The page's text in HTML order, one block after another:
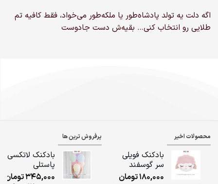
اگه دلت یه تولد پادشاه‌طور یا ملکه‌طور می‌خواد، فقط کافیه تم
طلایی رو انتخاب کنی… بقیه‌ش دست جادوست
محصولات اخیر
بادکنک فویلی
سر گوسفند
180,000تومان
پرفروش ترین ها
بادکنک لاتکسی
پاستلی
345,000تومان